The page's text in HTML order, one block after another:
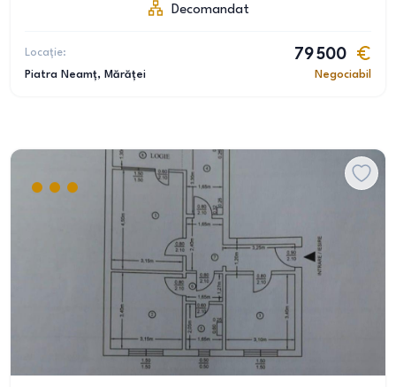
Decomandat
Locație:
Piatra Neamț, Mărăței
79 500
Negociabil